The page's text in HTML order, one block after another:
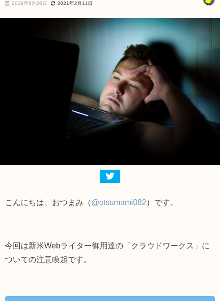
2019年6月26日 2021年2月11日
こんにちは、おつまみ（@otsumami082）です。
今回は新米Webライター御用達の「クラウドワークス」に
ついての注意喚起です。